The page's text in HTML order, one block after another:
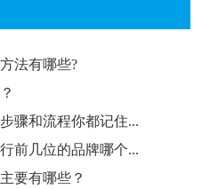
法有哪些?
法有哪些?
骤和流程你都记住...
前几位的品牌哪个...
要有哪些？